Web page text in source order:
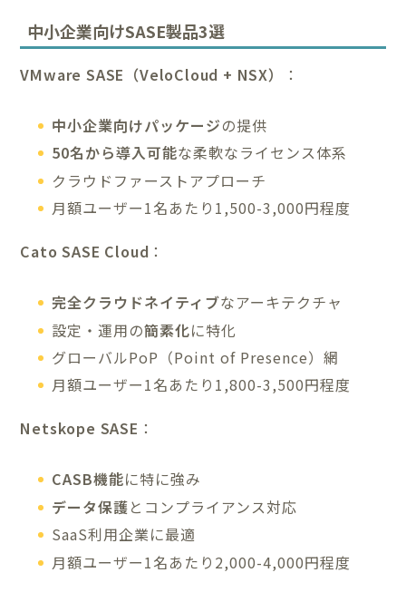
中小企業向けSASE製品3選
VMware SASE（VeloCloud + NSX） ：
中小企業向けパッケージの提供
50名から導入可能な柔軟なライセンス体系
クラウドファーストアプローチ
月額ユーザー1名あたり1,500-3,000円程度
Cato SASE Cloud ：
完全クラウドネイティブなアーキテクチャ
設定・運用の簡素化に特化
グローバルPoP（Point of Presence）網
月額ユーザー1名あたり1,800-3,500円程度
Netskope SASE ：
CASB機能に特に強み
データ保護とコンプライアンス対応
SaaS利用企業に最適
月額ユーザー1名あたり2,000-4,000円程度